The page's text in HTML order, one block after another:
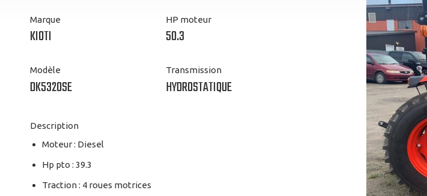
Marque
KIOTI
HP moteur
50.3
Modèle
DK5320SE
Transmission
HYDROSTATIQUE
Description
Moteur : Diesel
Hp pto : 39.3
Traction : 4 roues motrices